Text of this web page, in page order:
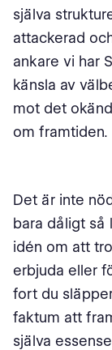
själva
attackerad
ankare vi har
känsla av
mot det
om framtiden.
Det är inte
bara dåligt så
idén om att
erbjuda eller
fort du
faktum att
själva